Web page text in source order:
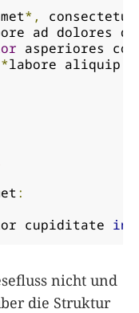
*, consectetur
ad dolores
asperiores
labore aliquip
:
cupiditate in
nicht und
die Struktur